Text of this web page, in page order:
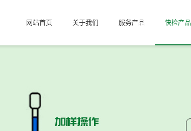
网站首页 关于我们 服务产品 快检产品